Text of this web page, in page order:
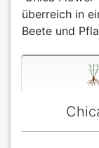
überreich in
Beete und